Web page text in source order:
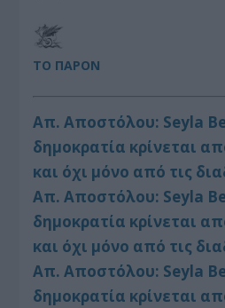
ΤΟ ΠΑΡΟΝ
Απ. Αποστόλου: Seyla
δημοκρατία κρίνεται
και όχι μόνο από τις
Απ. Αποστόλου: Seyla
δημοκρατία κρίνεται
και όχι μόνο από τις
Απ. Αποστόλου: Seyla
δημοκρατία κρίνεται